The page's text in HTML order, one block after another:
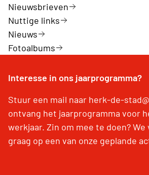
Nieuwsbrieven
Nuttige links
Nieuws
Fotoalbums
Interesse in ons jaarprogramma?
Stuur een mail naar herk-de-
ontvang het jaarprogramma voor
werkjaar. Zin om mee te doen?
graag op een van onze geplande